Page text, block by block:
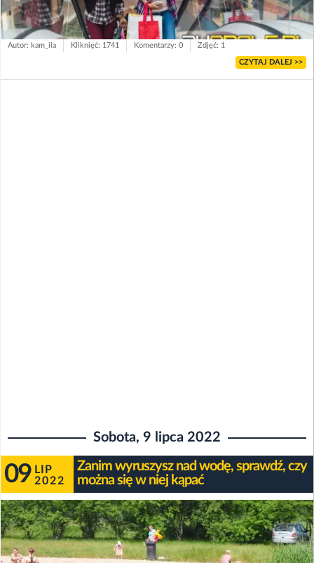
Autor: kam_ila Kliknięć: 1741 Komentarzy: 0 Zdjęć: 1
CZYTAJ DALEJ >>
Sobota, 9 lipca 2022
09 LIP
2022
Zanim wyruszysz nad wodę, sprawdź, czy
można się w niej kąpać